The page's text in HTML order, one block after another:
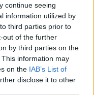
continue seeing
information utilized by
third parties prior to
out of the further
by third parties on the
This information may
on the IAB’s List of
disclose it to other